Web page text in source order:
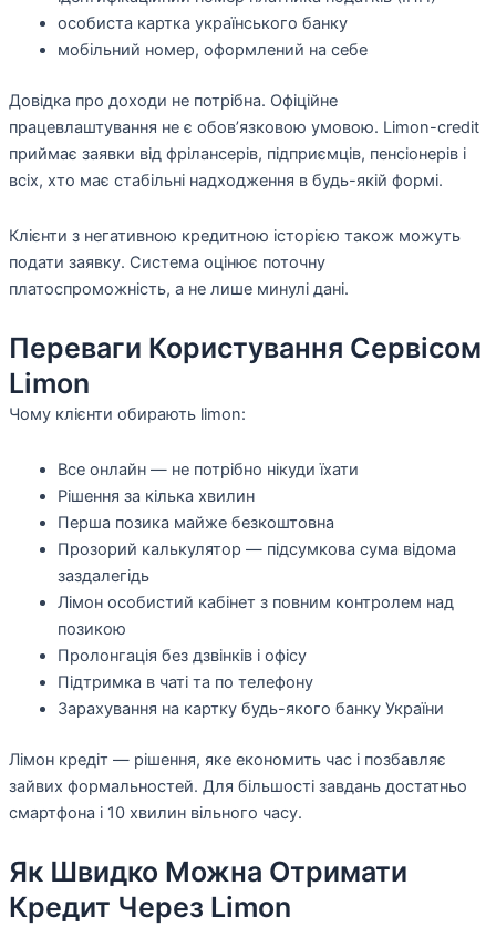
особиста картка українського банку
мобільний номер, оформлений на себе
Довідка про доходи не потрібна. Офіційне
працевлаштування не є обов’язковою умовою. Limon-credit
приймає заявки від фрілансерів, підприємців, пенсіонерів і
всіх, хто має стабільні надходження в будь-якій формі.
Клієнти з негативною кредитною історією також можуть
подати заявку. Система оцінює поточну
платоспроможність, а не лише минулі дані.
Переваги Користування Сервісом
Limon
Чому клієнти обирають limon:
Все онлайн — не потрібно нікуди їхати
Рішення за кілька хвилин
Перша позика майже безкоштовна
Прозорий калькулятор — підсумкова сума відома
заздалегідь
Лімон особистий кабінет з повним контролем над
позикою
Пролонгація без дзвінків і офісу
Підтримка в чаті та по телефону
Зарахування на картку будь-якого банку України
Лімон кредіт — рішення, яке економить час і позбавляє
зайвих формальностей. Для більшості завдань достатньо
смартфона і 10 хвилин вільного часу.
Як Швидко Можна Отримати
Кредит Через Limon